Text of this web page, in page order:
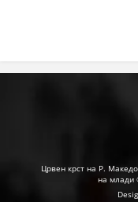
Црвен крст на Р.
на млади